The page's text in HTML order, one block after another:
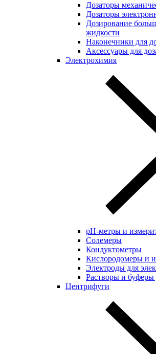
Дозаторы
Дозаторы
Дозирование
жидкости
Наконечники для
Аксессуары для
Электрохимия
pH-метры и
Солемеры
Кондуктометры
Кислородомеры и
Электроды для
Растворы и буферы
Центрифуги